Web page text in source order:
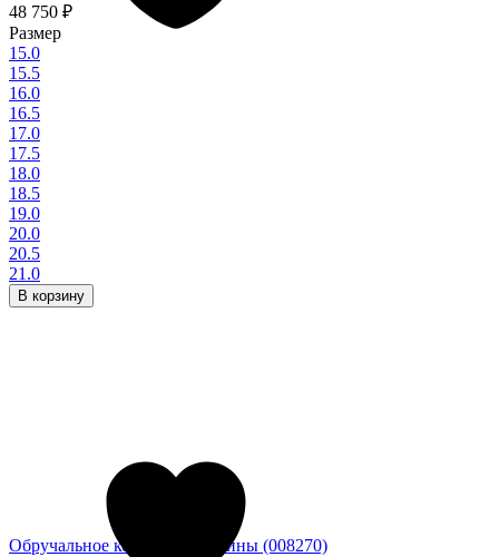
48 750 ₽
Размер
15.0
15.5
16.0
16.5
17.0
17.5
18.0
18.5
19.0
20.0
20.5
21.0
В корзину
Обручальное кольцо из платины (008270)